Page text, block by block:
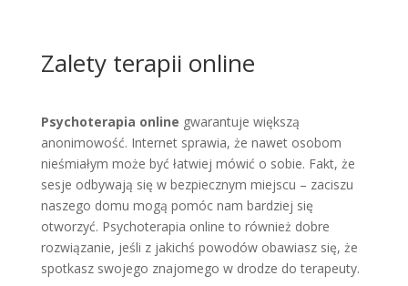
Zalety terapii online
Psychoterapia online gwarantuje większą
anonimowość. Internet sprawia, że nawet osobom
nieśmiałym może być łatwiej mówić o sobie. Fakt, że
sesje odbywają się w bezpiecznym miejscu – zaciszu
naszego domu mogą pomóc nam bardziej się
otworzyć. Psychoterapia online to również dobre
rozwiązanie, jeśli z jakichś powodów obawiasz się, że
spotkasz swojego znajomego w drodze do terapeuty.